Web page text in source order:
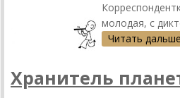
молодая, с
Читать дальше
Хранитель